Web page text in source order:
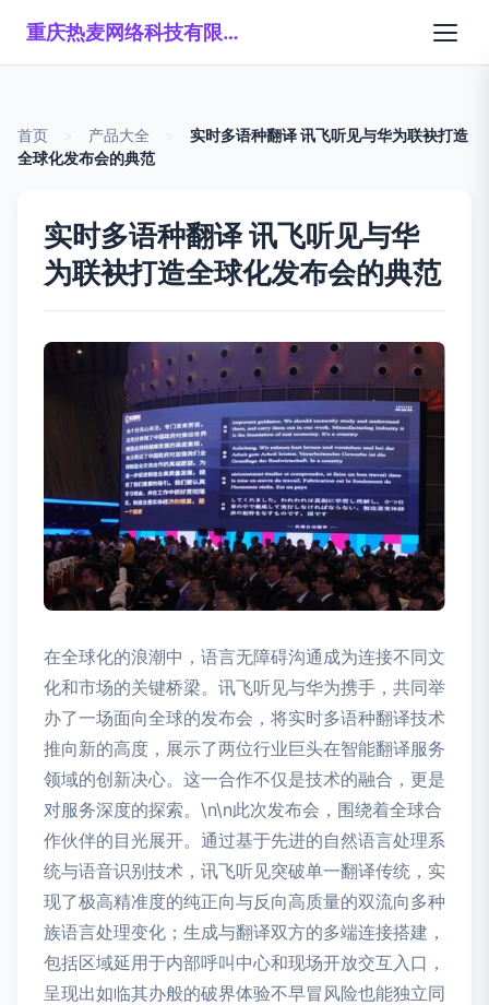
重庆热麦网络科技有限公司
首页 产品大全
实时多语种翻译 讯飞听见与华为联袂打造
全球化发布会的典范
实时多语种翻译 讯飞听见与华
为联袂打造全球化发布会的典范
在全球化的浪潮中，语言无障碍沟通成为连接不同文
化和市场的关键桥梁。讯飞听见与华为携手，共同举
办了一场面向全球的发布会，将实时多语种翻译技术
推向新的高度，展示了两位行业巨头在智能翻译服务
领域的创新决心。这一合作不仅是技术的融合，更是
对服务深度的探索。\n\n此次发布会，围绕着全球合
作伙伴的目光展开。通过基于先进的自然语言处理系
统与语音识别技术，讯飞听见突破单一翻译传统，实
现了极高精准度的纯正向与反向高质量的双流向多种
族语言处理变化；生成与翻译双方的多端连接搭建，
包括区域延用于内部呼叫中心和现场开放交互入口，
呈现出如临其办般的破界体验不早冒风险也能独立同